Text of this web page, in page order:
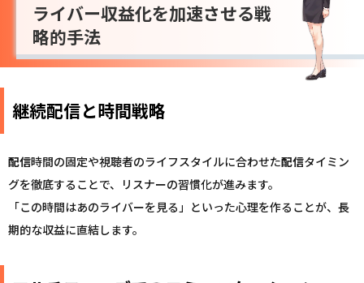
ライバー収益化を加速させる戦
略的手法
継続配信と時間戦略
配信時間の固定や視聴者のライフスタイルに合わせた配信タイミン
グを徹底することで、リスナーの習慣化が進みます。
「この時間はあのライバーを見る」といった心理を作ることが、長
期的な収益に直結します。